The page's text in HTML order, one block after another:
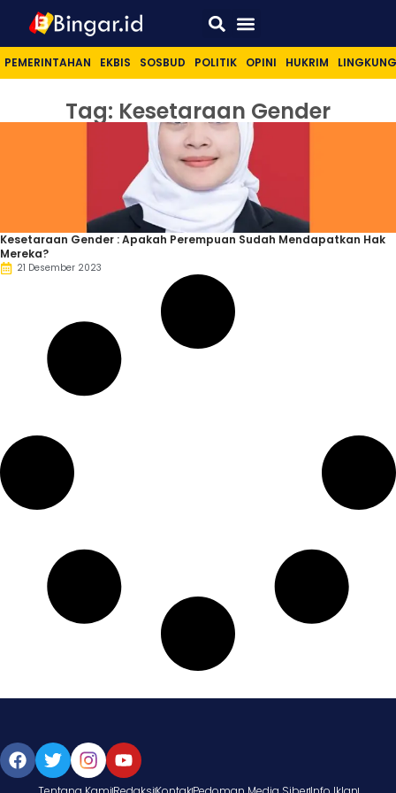
PEMERINTAHAN EKBIS SOSBUD POLITIK OPINI HUKRIM
Tag: Kesetaraan Gender
Kesetaraan Gender : Apakah Perempuan Sudah Mendapatkan Hak
Mereka?
21 Desember 2023